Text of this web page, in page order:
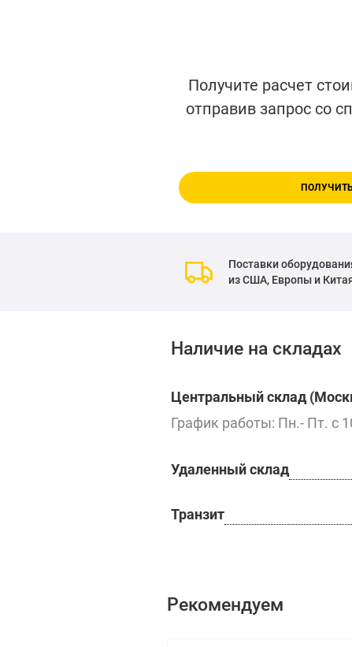
Получите расчет
отправив запрос со
Поставки
из США, Европы и
Наличие на складах
Центральный склад
График работы: Пн.- Пт. с
Удаленный склад
Транзит
Рекомендуем